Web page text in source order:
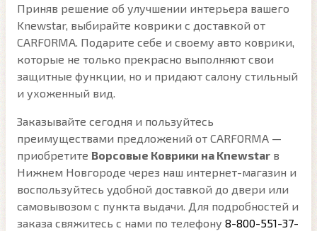
Приняв решение об улучшении интерьера вашего
Knewstar, выбирайте коврики с доставкой от
CARFORMA. Подарите себе и своему авто коврики,
которые не только прекрасно выполняют свои
защитные функции, но и придают салону стильный
и ухоженный вид.
Заказывайте сегодня и пользуйтесь
преимуществами предложений от CARFORMA —
приобретите Ворсовые Коврики на Knewstar в
Нижнем Новгороде через наш интернет-магазин и
воспользуйтесь удобной доставкой до двери или
самовывозом с пункта выдачи. Для подробностей и
заказа свяжитесь с нами по телефону 8-800-551-37-